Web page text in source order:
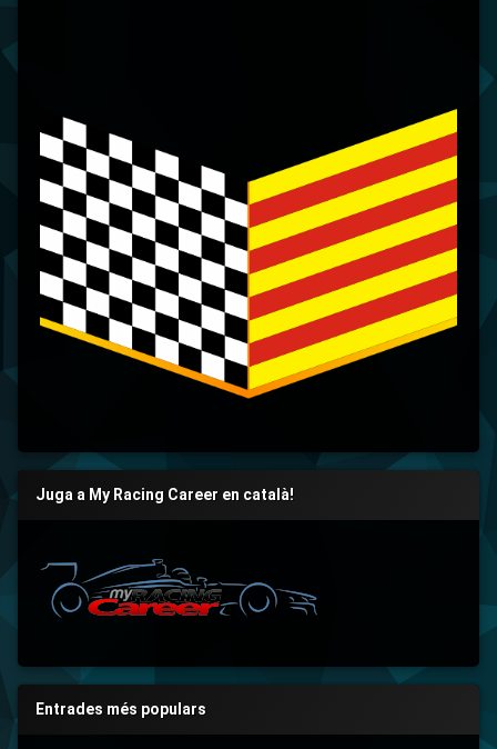
Juga a My Racing Career en català!
Entrades més populars